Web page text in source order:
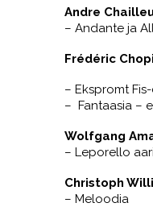
Andre
– Andante ja
Frédéric
– Ekspromt
– Fantaasia –
Wolfgang
– Leporello
Christoph
– Meloodia